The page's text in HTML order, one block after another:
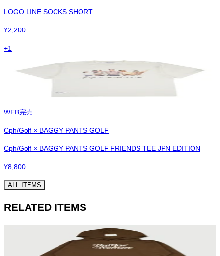
LOGO LINE SOCKS SHORT
¥2,200
+1
WEB完売
Cph/Golf × BAGGY PANTS GOLF
Cph/Golf × BAGGY PANTS GOLF FRIENDS TEE JPN EDITION
¥8,800
ALL ITEMS
RELATED ITEMS